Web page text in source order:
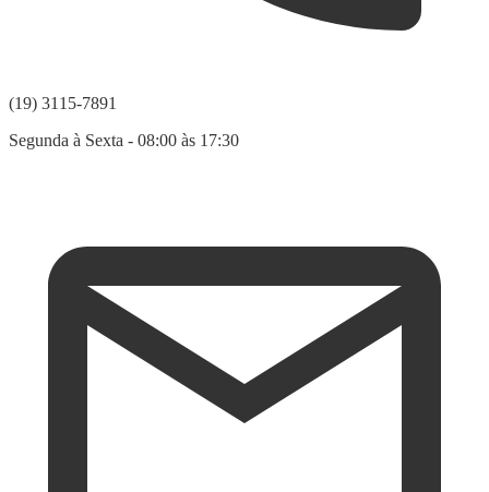
(19) 3115-7891
Segunda à Sexta - 08:00 às 17:30